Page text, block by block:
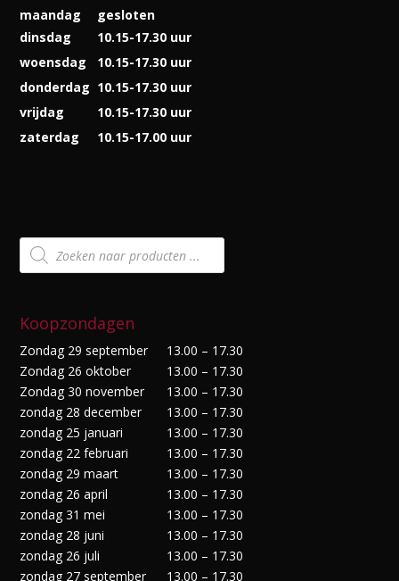
maandag
gesloten
dinsdag
10.15-17.30 uur
woensdag
10.15-17.30 uur
donderdag 10.15-17.30 uur
vrijdag
10.15-17.30 uur
zaterdag
10.15-17.00 uur
Producten
zoeken
Koopzondagen
Zondag 29 september
13.00 – 17.30
Zondag 26 oktober
13.00 – 17.30
Zondag 30 november
13.00 – 17.30
zondag 28 december
13.00 – 17.30
zondag 25 januari
13.00 – 17.30
zondag 22 februari
13.00 – 17.30
zondag 29 maart
13.00 – 17.30
zondag 26 april
13.00 – 17.30
zondag 31 mei
13.00 – 17.30
zondag 28 juni
13.00 – 17.30
zondag 26 juli
13.00 – 17.30
zondag 27 september
13.00 – 17.30